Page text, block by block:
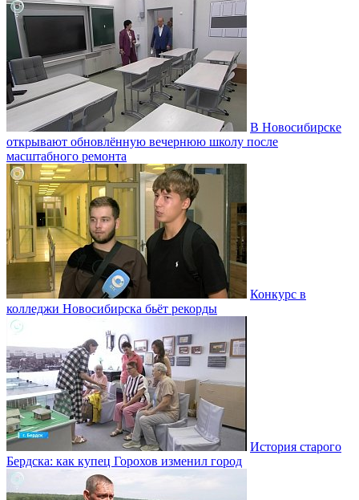
В Новосибирске
открывают обновлённую вечернюю школу после
масштабного ремонта
Конкурс в
колледжи Новосибирска бьёт рекорды
История старого
Бердска: как купец Горохов изменил город